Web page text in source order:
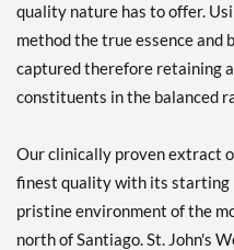
quality nature has to offer.
method the true essence and
captured therefore retaining
constituents in the balanced
Our clinically proven extract
finest quality with its starting
pristine environment of the
north of Santiago. St. John's